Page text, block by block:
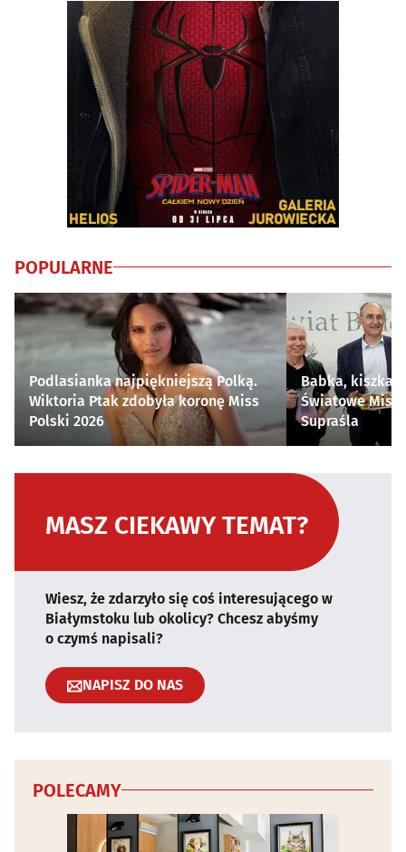
POPULARNE
Podlasianka najpiękniejszą Polką.
Wiktoria Ptak zdobyła koronę Miss
Polski 2026
Babka, kiszka i
Światowe
Supraśla
MASZ CIEKAWY TEMAT?
Wiesz, że zdarzyło się coś interesującego w
Białymstoku lub okolicy? Chcesz abyśmy
o czymś napisali?
NAPISZ DO NAS
POLECAMY